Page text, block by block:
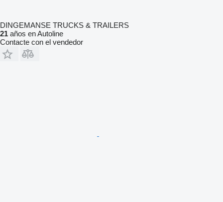
DINGEMANSE TRUCKS & TRAILERS
21 años en Autoline
Contacte con el vendedor